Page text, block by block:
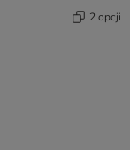
2 opcji